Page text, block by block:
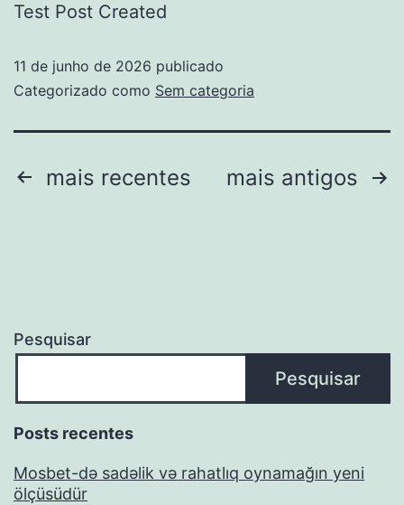
Test Post Created
11 de junho de 2026 publicado
Categorizado como Sem categoria
mais recentes mais antigos
Pesquisar
Pesquisar
Posts recentes
Mosbet-də sadəlik və rahatlıq oynamağın yeni
ölçüsüdür